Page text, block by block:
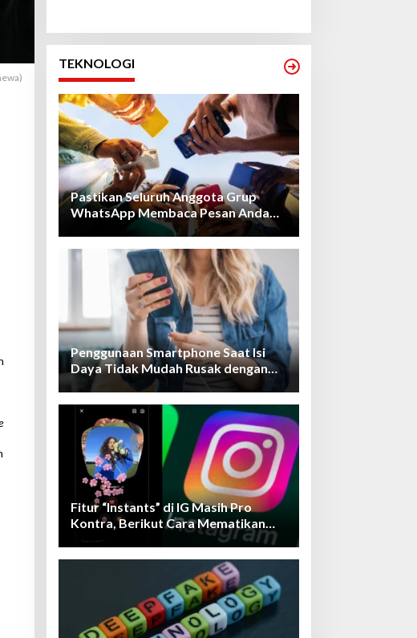
TEKNOLOGI
Pastikan Seluruh Anggota Grup
WhatsApp Membaca Pesan Anda
dengan Cara Ini!
Penggunaan Smartphone Saat Isi
Daya Tidak Mudah Rusak dengan
Teknologi Ini
Fitur “Instants” di IG Masih Pro
Kontra, Berikut Cara Mematikan